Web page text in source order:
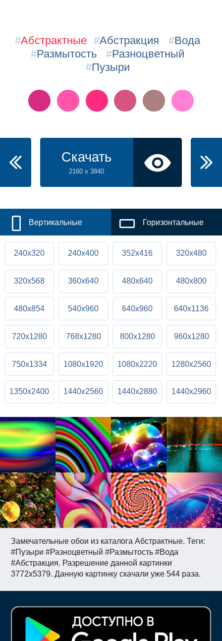
Замечательные обои из каталога Абстрактные. Теги:
#Пузыри #Разноцветный #Размытость #Вода
#Абстракция. Разрешение данной картинки
3772x5379. Данную картинку скачали уже 544 раза.
#Абстрактные #Абстракция #Вода
#Размытость #Разноцветный
#Пузыри
Скачать
2160 x 3840
Вертикальные Горизонтальные
240x320 240x400 352x416 320x480
320x568 360x640 480x640 480x800
480x854 540x960 640x960 640x1136
720x1280 768x1280 800x1280 960x1280
750x1334 1080x1920 1080x2220 1280x2560
1350x2400 1440x2560 1440x2880 1440x2960